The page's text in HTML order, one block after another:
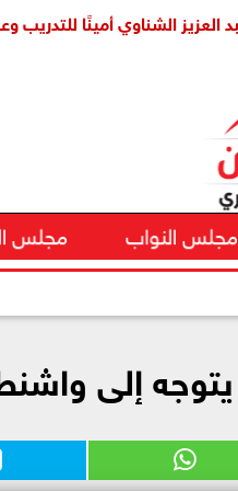
أمينًا للتدريب وعضوًا
مجلس النواب مجلس
يتوجه إلى